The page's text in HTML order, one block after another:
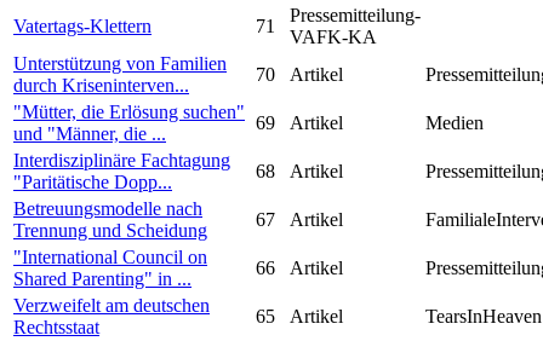
Vatertags-Klettern 71
Pressemitteilung-
VAFK-KA
Unterstützung von Familien
durch Kriseninterven...
70 Artikel
"Mütter, die Erlösung suchen"
und "Männer, die ...
69 Artikel
Medien
Interdisziplinäre Fachtagung
"Paritätische Dopp...
68 Artikel
Betreuungsmodelle nach
Trennung und Scheidung
67 Artikel
"International Council on
Shared Parenting" in ...
66 Artikel
Verzweifelt am deutschen
Rechtsstaat
65 Artikel
TearsInHeaven